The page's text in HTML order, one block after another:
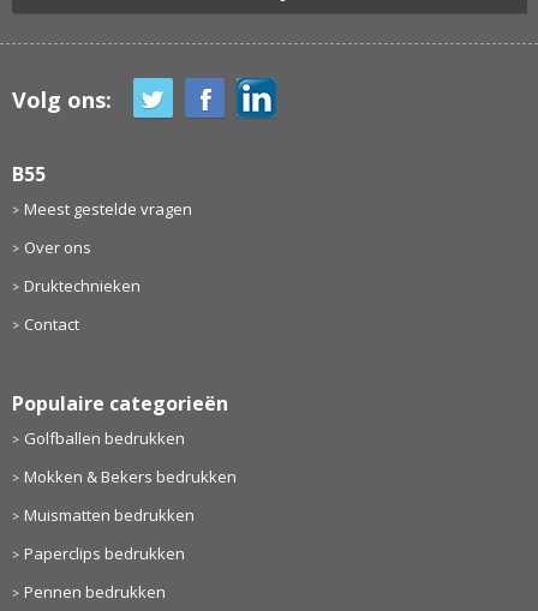
Volg ons:
B55
Meest gestelde vragen
Over ons
Druktechnieken
Contact
Populaire categorieën
Golfballen bedrukken
Mokken & Bekers bedrukken
Muismatten bedrukken
Paperclips bedrukken
Pennen bedrukken